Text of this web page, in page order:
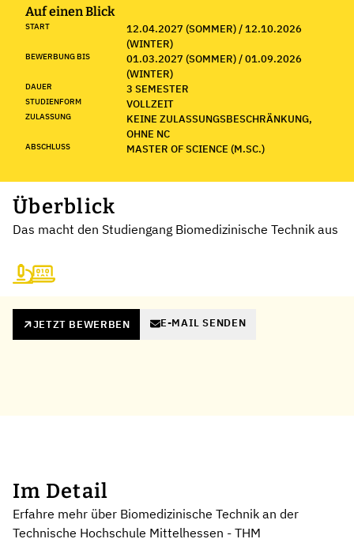
Auf einen Blick
START
12.04.2027 (SOMMER) / 12.10.2026
(WINTER)
BEWERBUNG BIS
01.03.2027 (SOMMER) / 01.09.2026
(WINTER)
DAUER 3 SEMESTER
STUDIENFORM VOLLZEIT
ZULASSUNG
KEINE ZULASSUNGSBESCHRÄNKUNG,
OHNE NC
ABSCHLUSS MASTER OF SCIENCE (M.SC.)
Überblick
Das macht den Studiengang Biomedizinische Technik aus
JETZT BEWERBEN E-MAIL SENDEN
Im Detail
Erfahre mehr über Biomedizinische Technik an der
Technische Hochschule Mittelhessen - THM